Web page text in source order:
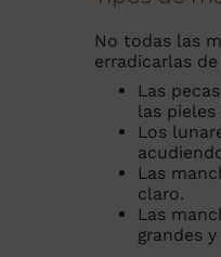
No todas las
erradicarlas
Las pecas
las pieles
Los
Las
claro.
Las
grandes